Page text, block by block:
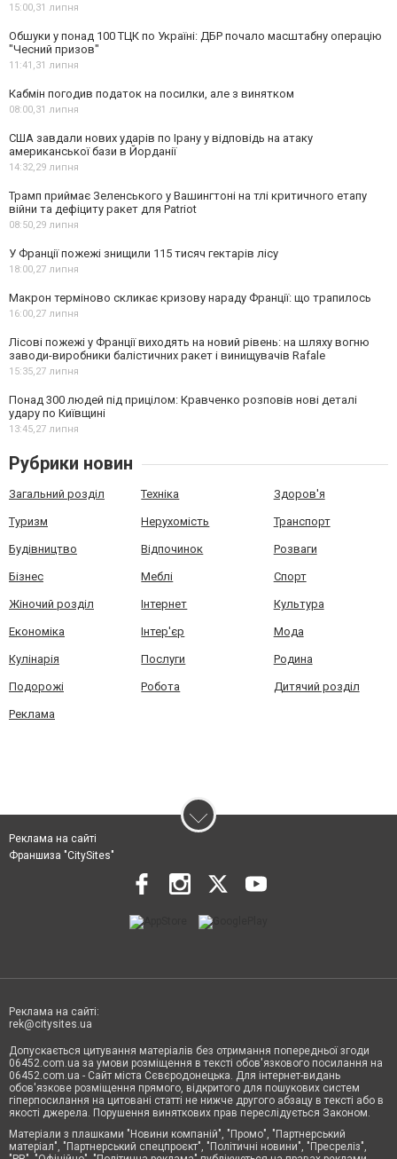
15:00,31 липня
Обшуки у понад 100 ТЦК по Україні: ДБР почало масштабну операцію
"Чесний призов"
11:41,31 липня
Кабмін погодив податок на посилки, але з винятком
08:00,31 липня
США завдали нових ударів по Ірану у відповідь на атаку
американської бази в Йорданії
14:32,29 липня
Трамп приймає Зеленського у Вашингтоні на тлі критичного етапу
війни та дефіциту ракет для Patriot
08:50,29 липня
У Франції пожежі знищили 115 тисяч гектарів лісу
18:00,27 липня
Макрон терміново скликає кризову нараду Франції: що трапилось
16:00,27 липня
Лісові пожежі у Франції виходять на новий рівень: на шляху вогню
заводи-виробники балістичних ракет і винищувачів Rafale
15:35,27 липня
Понад 300 людей під прицілом: Кравченко розповів нові деталі
удару по Київщині
13:45,27 липня
Рубрики новин
Загальний розділ Техніка Здоров'я
Туризм Нерухомість Транспорт
Будівництво Відпочинок Розваги
Бізнес Меблі Спорт
Жіночий розділ Інтернет Культура
Економіка Інтер'єр Мода
Кулінарія Послуги Родина
Подорожі Робота Дитячий розділ
Реклама
Реклама на сайті
Франшиза "CitySites"
Реклама на сайті:
rek@citysites.ua
Допускається цитування матеріалів без отримання попередньої згоди
06452.com.ua за умови розміщення в тексті обов'язкового посилання на
06452.com.ua - Сайт міста Сєвєродонецька. Для інтернет-видань
обов'язкове розміщення прямого, відкритого для пошукових систем
гіперпосилання на цитовані статті не нижче другого абзацу в тексті або в
якості джерела. Порушення виняткових прав переслідується Законом.
Матеріали з плашками "Новини компаній", "Промо", "Партнерський
матеріал", "Партнерський спецпроєкт", "Політичні новини", "Пресреліз",